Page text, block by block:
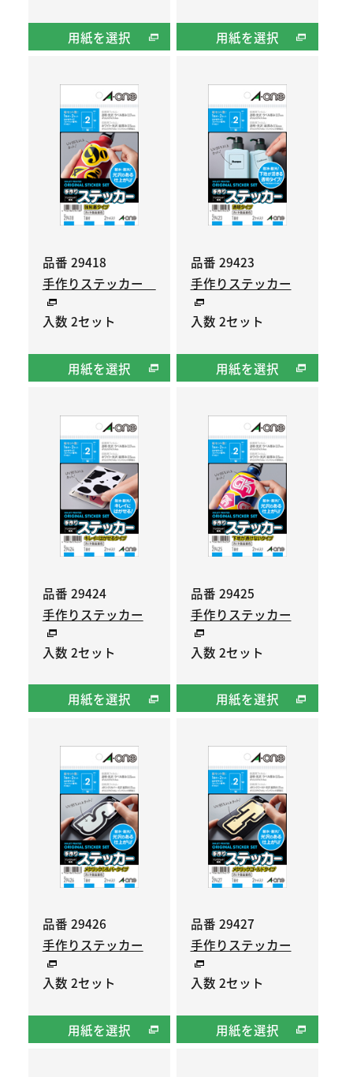
用紙を選択 用紙を選択
品番 29418
手作りステッカー
入数 2セット
用紙を選択
品番 29423
手作りステッカー
入数 2セット
用紙を選択
品番 29424
手作りステッカー
入数 2セット
用紙を選択
品番 29425
手作りステッカー
入数 2セット
用紙を選択
品番 29426
手作りステッカー
入数 2セット
用紙を選択
品番 29427
手作りステッカー
入数 2セット
用紙を選択